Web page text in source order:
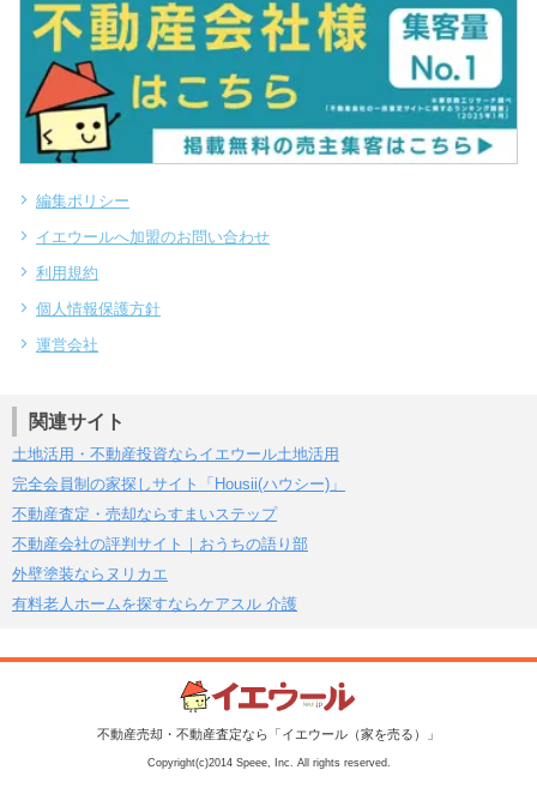
編集ポリシー
イエウールへ加盟のお問い合わせ
利用規約
個人情報保護方針
運営会社
関連サイト
土地活用・不動産投資ならイエウール土地活用
完全会員制の家探しサイト「Housii(ハウシー)」
不動産査定・売却ならすまいステップ
不動産会社の評判サイト｜おうちの語り部
外壁塗装ならヌリカエ
有料老人ホームを探すならケアスル 介護
不動産売却・不動産査定なら「イエウール（家を売る）」
Copyright(c)2014 Speee, Inc. All rights reserved.